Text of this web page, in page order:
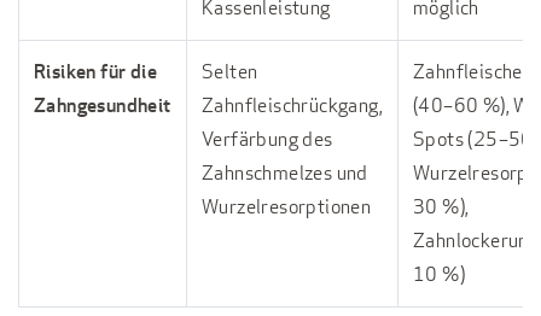
Kassenleistung
möglich
Risiken für die
Zahngesundheit
Selten
Zahnfleischrückgang,
Verfärbung des
Zahnschmelzes und
Wurzelresorptionen
(40–60 %),
Spots (25–50
30 %),
10 %)